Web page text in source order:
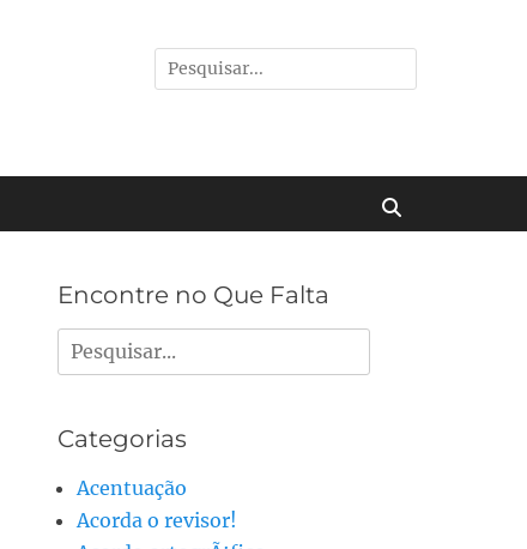
Pesquisar
por:
Encontre no Que Falta
Pesquisar
por:
Categorias
Acentuação
Acorda o revisor!